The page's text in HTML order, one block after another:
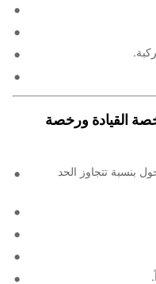
القيادة ورخصة
بنسبة تتجاوز الحد